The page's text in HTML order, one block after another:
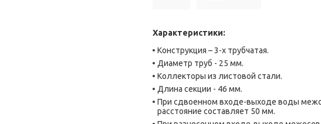
Характеристики:
Конструкция – 3-х трубчатая.
Диаметр труб - 25 мм.
Коллекторы из листовой стали.
Длина секции - 46 мм.
При сдвоенном входе-выходе воды
расстояние составляет 50 мм.